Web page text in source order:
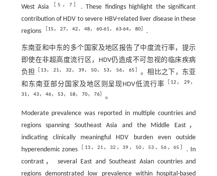
West Asia ‎［5，‎7］ . These findings highlight the significant
contribution of HDV to severe HBV-related liver disease in these
regions
15， 27， 42， 48， 60-61， 63-64， 80］ .
东南亚和中东的多个国家及地区报告了中度流行率，提示
即使在非超高度流行区，HDV仍造成不可忽视的临床疾病
负担
13， 21， 32， 39， 50，53，56，65
。相比之下，东亚
和东南亚部分国家及地区则呈现HDV低流行率
12 ，29，
31， 43， 46， 53， 58， 70， 76］ 。
Moderate prevalence was reported in multiple countries and
regions spanning Southeast Asia and the Middle East，
indicating clinically meaningful HDV burden even outside
hyperendemic zones ‎‎［13，21，‎32，‎39，‎50，‎53，‎56‎，65］
. In
contrast， several East and Southeast Asian countries and
regions demonstrated low prevalence within hospital-based